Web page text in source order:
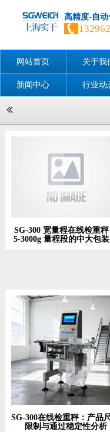
高精度-自
网站首页 关于我
新闻中心 行业动
SG-300 宽量程在线检重秤
5-3000g 量程段的中大包
SG-300在线检重秤：产品
限制与通过稳定性分析